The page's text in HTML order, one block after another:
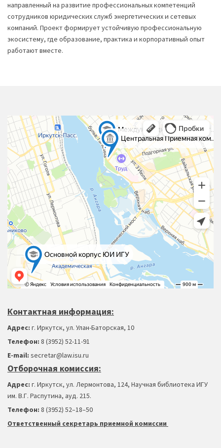
направленный на развитие профессиональных компетенций
сотрудников юридических служб энергетических и сетевых
компаний. Проект формирует устойчивую профессиональную
экосистему, где образование, практика и корпоративный опыт
работают вместе.
Контактная информация:
Адрес: г. Иркутск, ул. Улан-Баторская, 10
Телефон: 8 (3952) 52-11-91
Е-mail: secretar@law.isu.ru
Отборочная комиссия:
Адрес: г. Иркутск, ул. Лермонтова, 124, Научная библиотека ИГУ
им. В.Г. Распутина, ауд. 215.
Телефон: 8 (3952) 52–18–50
Ответственный секретарь приемной комиссии